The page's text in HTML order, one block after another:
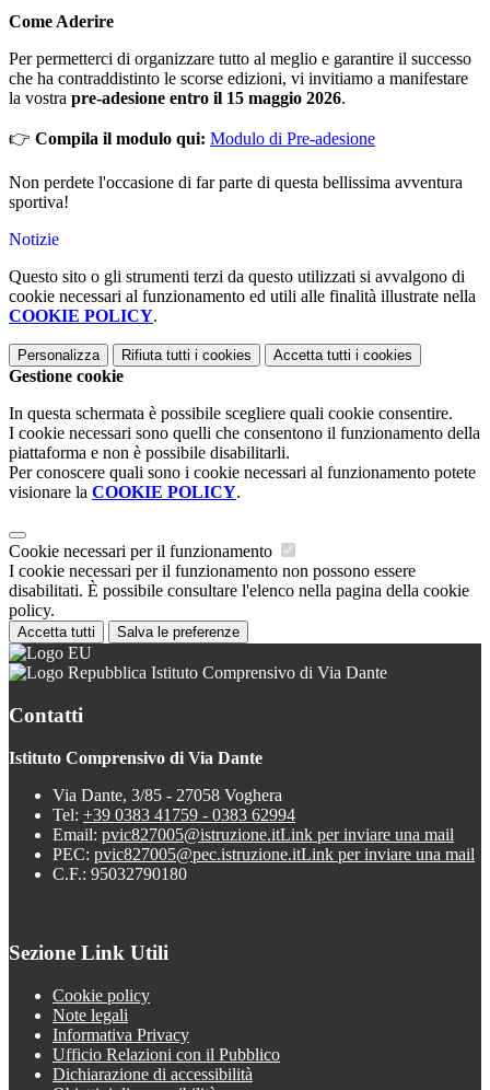
Come Aderire
Per permetterci di organizzare tutto al meglio e garantire il successo
che ha contraddistinto le scorse edizioni, vi invitiamo a manifestare
la vostra pre-adesione entro il 15 maggio 2026.
👉 Compila il modulo qui: Modulo di Pre-adesione
Non perdete l'occasione di far parte di questa bellissima avventura
sportiva!
Notizie
Questo sito o gli strumenti terzi da questo utilizzati si avvalgono di
cookie necessari al funzionamento ed utili alle finalità illustrate nella
COOKIE POLICY.
Personalizza Rifiuta tutti i cookies Accetta tutti i cookies
Gestione cookie
In questa schermata è possibile scegliere quali cookie consentire.
I cookie necessari sono quelli che consentono il funzionamento della
piattaforma e non è possibile disabilitarli.
Per conoscere quali sono i cookie necessari al funzionamento potete
visionare la COOKIE POLICY.
Cookie necessari per il funzionamento
I cookie necessari per il funzionamento non possono essere
disabilitati. È possibile consultare l'elenco nella pagina della cookie
policy.
Accetta tutti Salva le preferenze
Istituto Comprensivo di Via Dante
Contatti
Istituto Comprensivo di Via Dante
Via Dante, 3/85 - 27058 Voghera
Tel: +39 0383 41759 - 0383 62994
Email: pvic827005@istruzione.itLink per inviare una mail
PEC: pvic827005@pec.istruzione.itLink per inviare una mail
C.F.: 95032790180
Sezione Link Utili
Cookie policy
Note legali
Informativa Privacy
Ufficio Relazioni con il Pubblico
Dichiarazione di accessibilità